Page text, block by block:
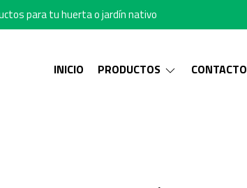
para tu huerta o jardín nativo
INICIO PRODUCTOS CONTACTO